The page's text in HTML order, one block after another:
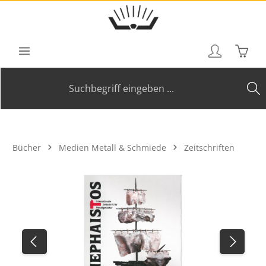
Zum Hauptinhalt springen
Bücher Medien Metall & Schmiede Zeitschriften
Bildergalerie überspringen